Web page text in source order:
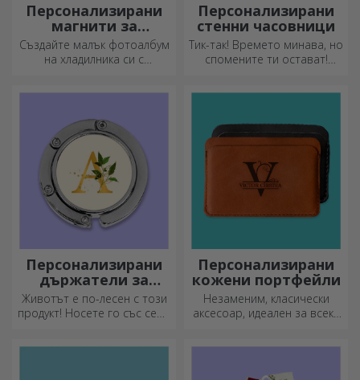
Персонализирани
магнити за
хладилник
Създайте малък фотоалбум
на хладилника си с
Персонализирани
стенни часовници
Тик-так! Времето минава, но
спомените ти остават!
Персонализирани
държатели за
чанти за маса
Животът е по-лесен с този
продукт! Носете го със себе
Персонализирани
кожени портфейли
Незаменим, класически
аксесоар, идеален за всеки